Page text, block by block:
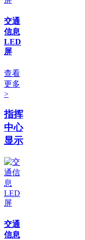
交通
信息
LED
屏
查看
更多
>
指挥
中心
显示
交通
信息